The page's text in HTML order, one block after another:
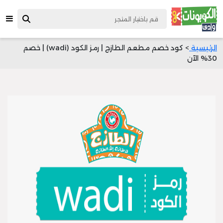
الرئيسية
> كود خصم مطعم الطازج | رمز الكود (wadi) | خصم
30% الآن